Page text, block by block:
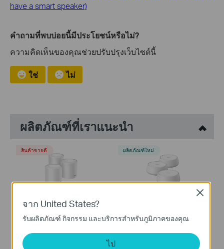
have a smart speaker)
คำถามที่พบบ่อยนี้มีประโยชน์หรือไม่?
ความคิดเห็นของคุณช่วยปรับปรุงเว็บไซต์นี้
ใช่ ไม่
ผลิตภัณฑ์ที่เราแนะนำ
Deco X50
AX3000 Whole Home Mesh
สินค้าขายดี
BE5000 Whole Home Mesh
ผลิตภัณฑ์ใหม่
จาก United States?
รับผลิตภัณฑ์ กิจกรรม และบริการสำหรับภูมิภาคของคุณ
ไป
Close